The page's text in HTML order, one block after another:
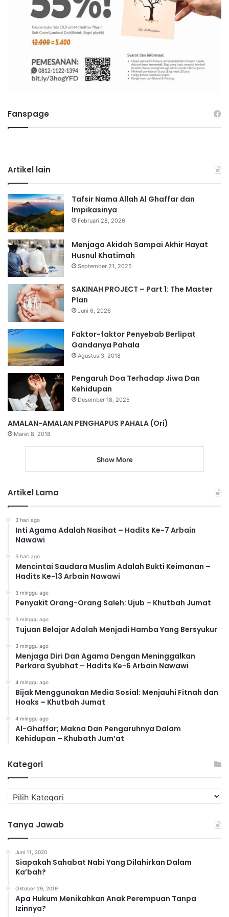
Fanspage
Artikel lain
Tafsir Nama Allah Al Ghaffar dan
Impikasinya
Februari 28, 2026
Menjaga Akidah Sampai Akhir Hayat
Husnul Khatimah
September 21, 2025
SAKINAH PROJECT – Part 1: The Master
Plan
Juni 6, 2026
Faktor-faktor Penyebab Berlipat
Gandanya Pahala
Agustus 3, 2018
Pengaruh Doa Terhadap Jiwa Dan
Kehidupan
Desember 18, 2025
AMALAN-AMALAN PENGHAPUS PAHALA (Ori)
Maret 8, 2018
Show More
Artikel Lama
3 hari ago
Inti Agama Adalah Nasihat – Hadits Ke-7 Arbain
Nawawi
3 hari ago
Mencintai Saudara Muslim Adalah Bukti Keimanan –
Hadits Ke-13 Arbain Nawawi
3 minggu ago
Penyakit Orang-Orang Saleh: Ujub – Khutbah Jumat
3 minggu ago
Tujuan Belajar Adalah Menjadi Hamba Yang Bersyukur
3 minggu ago
Menjaga Diri Dan Agama Dengan Meninggalkan
Perkara Syubhat – Hadits Ke-6 Arbain Nawawi
4 minggu ago
Bijak Menggunakan Media Sosial: Menjauhi Fitnah dan
Hoaks – Khutbah Jumat
4 minggu ago
Al-Ghaffar; Makna Dan Pengaruhnya Dalam
Kehidupan – Khubath Jum’at
Kategori
a
e
g
Tanya Jawab
Juni 11, 2020
Siapakah Sahabat Nabi Yang Dilahirkan Dalam
Ka’bah?
Oktober 29, 2019
Apa Hukum Menikahkan Anak Perempuan Tanpa
Izinnya?